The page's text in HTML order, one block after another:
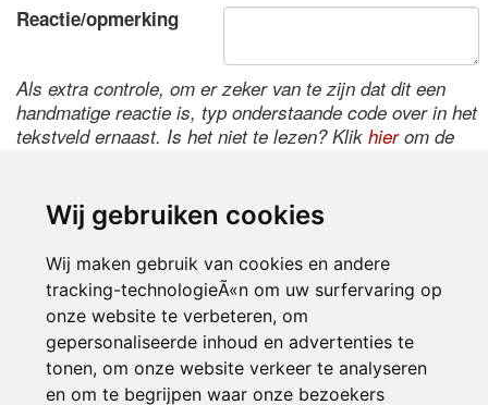
Wij gebruiken cookies
Wij maken gebruik van cookies en andere
tracking-technologieÃ«n om uw surfervaring op
onze website te verbeteren, om
gepersonaliseerde inhoud en advertenties te
tonen, om onze website verkeer te analyseren
en om te begrijpen waar onze bezoekers
Reactie/opmerking
Als extra controle, om er zeker van te zijn dat dit een
handmatige reactie is, typ onderstaande code over in het
tekstveld ernaast. Is het niet te lezen? Klik hierom de
Inloggen